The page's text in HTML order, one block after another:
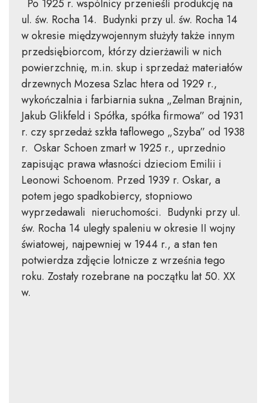
Po 1925 r. wspólnicy przenieśli produkcję na
ul. św. Rocha 14. Budynki przy ul. św. Rocha 14
w okresie międzywojennym służyły także innym
przedsiębiorcom, którzy dzierżawili w nich
powierzchnię, m.in. skup i sprzedaż materiałów
drzewnych Mozesa Szlac htera od 1929 r.,
wykończalnia i farbiarnia sukna „Zelman Brajnin,
Jakub Glikfeld i Spółka, spółka firmowa” od 1931
r. czy sprzedaż szkła taflowego „Szyba” od 1938
r. Oskar Schoen zmarł w 1925 r., uprzednio
zapisując prawa własności dzieciom Emilii i
Leonowi Schoenom. Przed 1939 r. Oskar, a
potem jego spadkobiercy, stopniowo
wyprzedawali nieruchomości. Budynki przy ul.
św. Rocha 14 uległy spaleniu w okresie II wojny
światowej, najpewniej w 1944 r., a stan ten
potwierdza zdjęcie lotnicze z września tego
roku. Zostały rozebrane na początku lat 50. XX
w.